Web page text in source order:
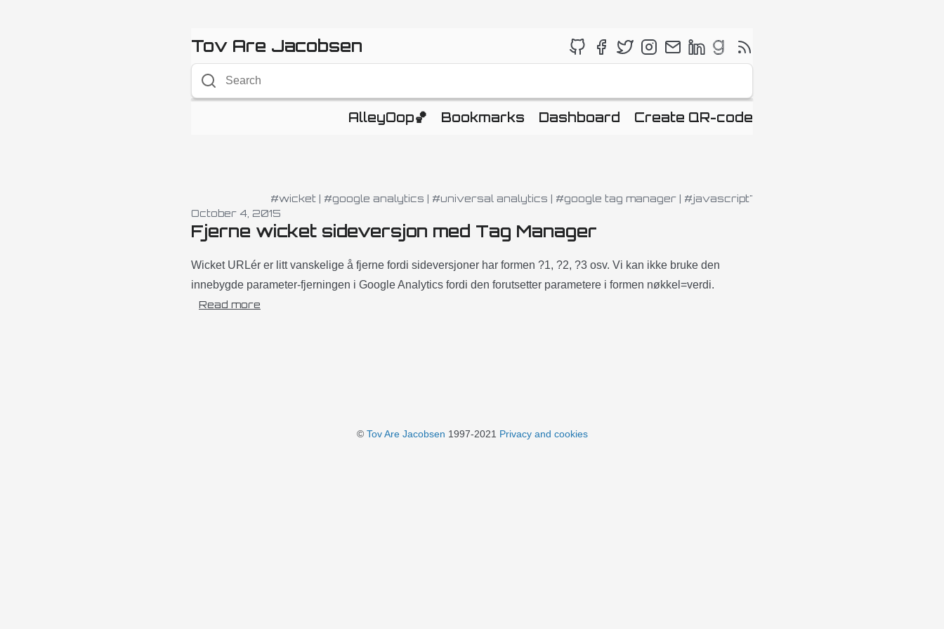
Tov Are Jacobsen
AlleyOop🏀 Bookmarks Dashboard Create QR-code
#wicket | #google analytics | #universal analytics | #google tag manager | #javascript"
October 4, 2015
Fjerne wicket sideversjon med Tag Manager
Wicket URLér er litt vanskelige å fjerne fordi sideversjoner har formen ?1, ?2, ?3 osv. Vi kan ikke bruke den
innebygde parameter-fjerningen i Google Analytics fordi den forutsetter parametere i formen nøkkel=verdi.
Read more
© Tov Are Jacobsen 1997-2021 Privacy and cookies